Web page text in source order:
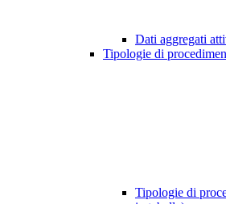
Dati aggregati
Tipologie di
Tipologie di